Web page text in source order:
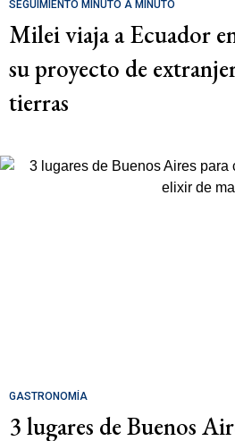
SEGUIMIENTO MINUTO A MINUTO
Milei viaja a Ecuador
su proyecto de
tierras
GASTRONOMÍA
3 lugares de Buenos